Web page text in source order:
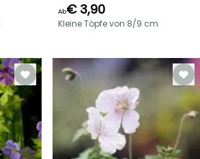
Ab€ 3,90
Kleine Töpfe von 8/9 cm